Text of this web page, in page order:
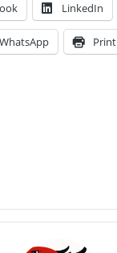
LinkedIn
WhatsApp Print